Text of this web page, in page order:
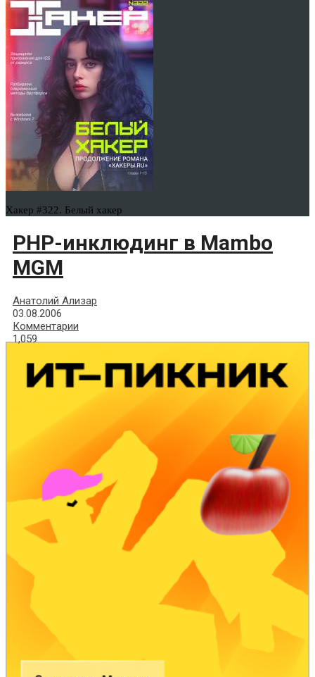
Хакер #322. Белый хакер
PHP-инклюдинг в Mambo
MGM
Анатолий Ализар
03.08.2006
Комментарии
1,059